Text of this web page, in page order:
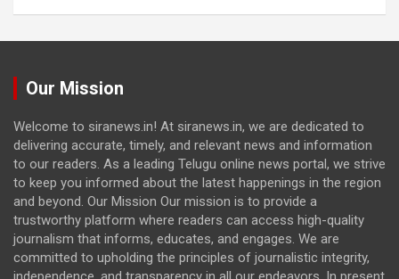
Our Mission
Welcome to siranews.in! At siranews.in, we are dedicated to
delivering accurate, timely, and relevant news and information
to our readers. As a leading Telugu online news portal, we strive
to keep you informed about the latest happenings in the region
and beyond. Our Mission Our mission is to provide a
trustworthy platform where readers can access high-quality
journalism that informs, educates, and engages. We are
committed to upholding the principles of journalistic integrity,